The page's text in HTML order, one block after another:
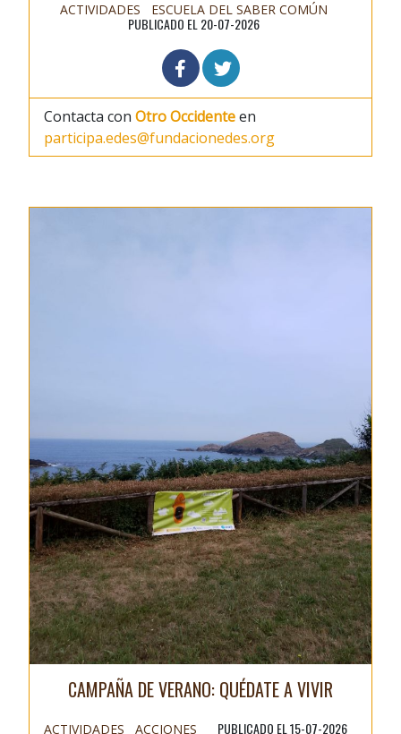
ACTIVIDADES ESCUELA DEL SABER COMÚN
PUBLICADO EL 20-07-2026
Contacta con Otro Occidenteen
participa.edes@fundacionedes.org
CAMPAÑA DE VERANO: QUÉDATE A VIVIR
ACTIVIDADES ACCIONES PUBLICADO EL 15-07-2026